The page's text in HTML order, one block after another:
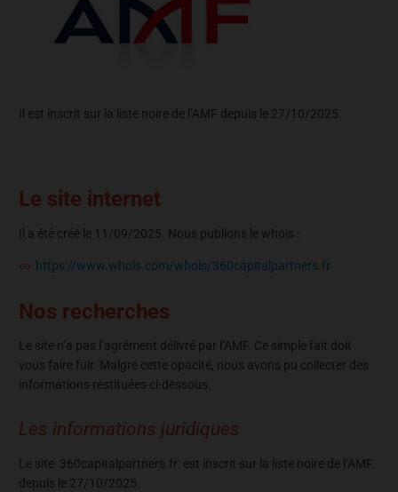
Il est inscrit sur la liste noire de l’AMF depuis le 27/10/2025.
Le site internet
Il a été créé le 11/09/2025. Nous publions le whois :
https://www.whois.com/whois/360capitalpartners.fr
Nos recherches
Le site n’a pas l’agrément délivré par l’AMF. Ce simple fait doit
vous faire fuir. Malgré cette opacité, nous avons pu collecter des
informations restituées ci-dessous.
Les informations juridiques
Le site 360capitalpartners.fr est inscrit sur la liste noire de l’AMF
depuis le 27/10/2025.